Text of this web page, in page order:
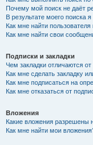
Почему мой поиск не даёт
В результате моего поиска
Как мне найти
Как мне найти свои
Подписки и закладки
Чем закладки отличаются от
Как мне сделать закладку
Как мне подписаться на
Как мне отказаться от
Вложения
Какие вложения разрешены
Как мне найти мои